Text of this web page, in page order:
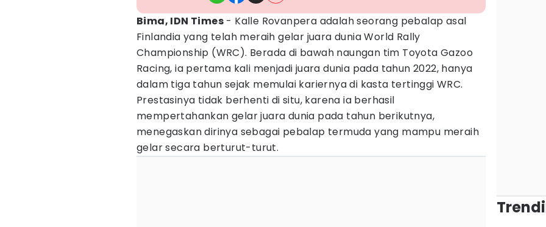
Bima, IDN Times - Kalle Rovanpera adalah seorang pebalap asal
Finlandia yang telah meraih gelar juara dunia World Rally
Championship (WRC). Berada di bawah naungan tim Toyota Gazoo
Racing, ia pertama kali menjadi juara dunia pada tahun 2022, hanya
dalam tiga tahun sejak memulai kariernya di kasta tertinggi WRC.
Prestasinya tidak berhenti di situ, karena ia berhasil
mempertahankan gelar juara dunia pada tahun berikutnya,
menegaskan dirinya sebagai pebalap termuda yang mampu meraih
gelar secara berturut-turut.